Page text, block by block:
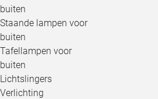
buiten
Staande lampen voor
buiten
Tafellampen voor
buiten
Lichtslingers
Verlichting